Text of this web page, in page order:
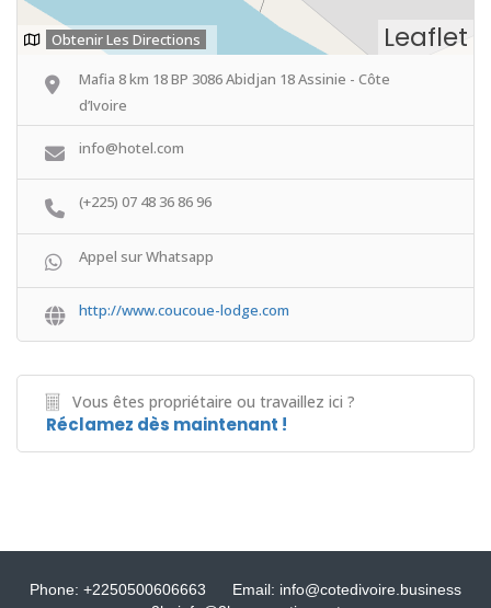
Leaflet
Obtenir Les Directions
Mafia 8 km 18 BP 3086 Abidjan 18 Assinie - Côte
d’Ivoire
info@hotel.com
(+225) 07 48 36 86 96
Appel sur Whatsapp
http://www.coucoue-lodge.com
Vous êtes propriétaire ou travaillez ici ?
Réclamez dès maintenant !
Phone: +2250500606663
Email: info@cotedivoire.business